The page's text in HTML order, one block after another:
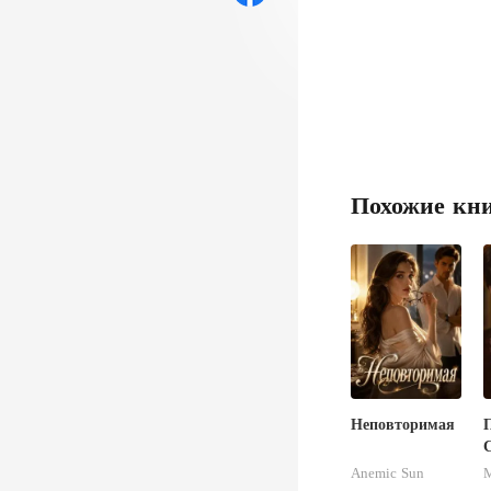
Похожие
Неповторимая
Anemic Sun